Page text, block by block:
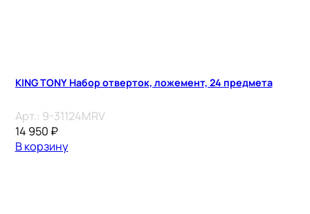
KING TONY Набор отверток, ложемент, 24 предмета
Арт.: 9-31124MRV
14 950 ₽
В корзину